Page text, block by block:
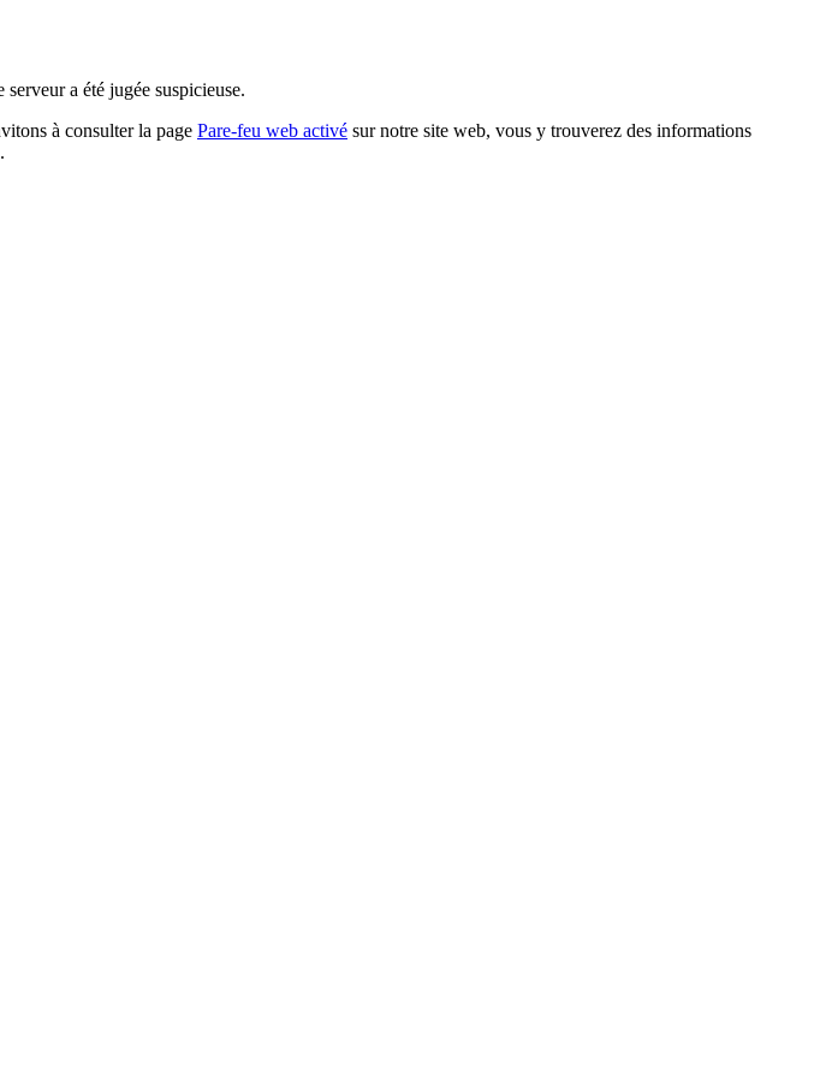
a été jugée suspicieuse.
à consulter la page Pare-feu web activé sur notre site web, vous y trouverez des informations